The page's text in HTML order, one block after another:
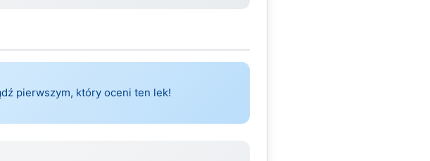
pierwszym, który oceni ten lek!